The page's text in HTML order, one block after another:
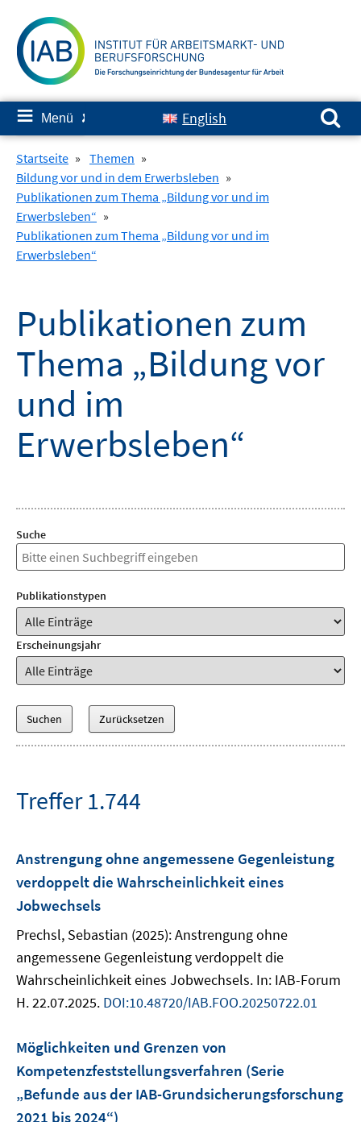
zum
Inhalt
≡ Menü ✘ English
Suchen nach:
Startseite » Themen »
Bildung vor und in dem Erwerbsleben »
Publikationen zum Thema „Bildung vor und im
Erwerbsleben“ »
Publikationen zum Thema „Bildung vor und im
Erwerbsleben“
Publikationen zum
Thema „Bildung vor
und im
Erwerbsleben“
Suche
Publikationstypen
Erscheinungsjahr
Treffer 1.744
Anstrengung ohne angemessene Gegenleistung
verdoppelt die Wahrscheinlichkeit eines
Jobwechsels
Prechsl, Sebastian (2025): Anstrengung ohne
angemessene Gegenleistung verdoppelt die
Wahrscheinlichkeit eines Jobwechsels. In: IAB-Forum
H. 22.07.2025. DOI:10.48720/IAB.FOO.20250722.01
Möglichkeiten und Grenzen von
Kompetenzfeststellungsverfahren (Serie
„Befunde aus der IAB-Grundsicherungsforschung
2021 bis 2024“)